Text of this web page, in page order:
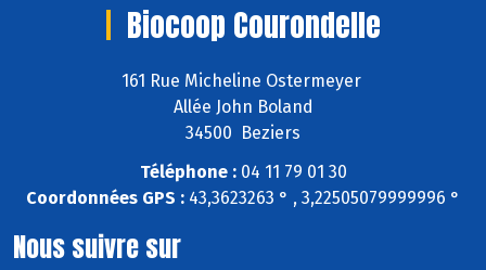
Biocoop Courondelle
161 Rue Micheline Ostermeyer
Allée John Boland
34500 Beziers
Téléphone :04 11 79 01 30
Coordonnées GPS : 43,3623263 ° , 3,22505079999996 °
Nous suivre sur